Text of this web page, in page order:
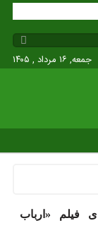
جمعه, ۱۶ مرداد , ۱۴۰۵
فیلم «ارباب